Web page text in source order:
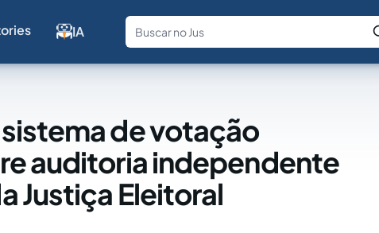
IA
Fale com a IA Buscar no Jus
de votação
auditoria independente
Justiça Eleitoral